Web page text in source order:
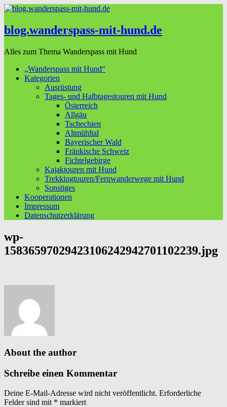
blog.wanderspass-mit-hund.de
Alles zum Thema Wanderspass mit Hund
„Wanderspass mit Hund“
Kategorien
Ausrüstung
Tages- und Halbtagestouren mit Hund
Österreich
Allgäu
Tschechien
Altmühltal
Bayerischer Wald
Fränkische Schweiz
Fichtelgebirge
Kajaktouren mit Hund
Trekkingtouren/Fernwanderwege mit Hund
Sonstiges
Kooperationen
Impressum
Datenschutzerklärung
wp-
15836597029423106242942701102239.jpg
About the author
Schreibe einen Kommentar
Deine E-Mail-Adresse wird nicht veröffentlicht. Erforderliche
Felder sind mit * markiert